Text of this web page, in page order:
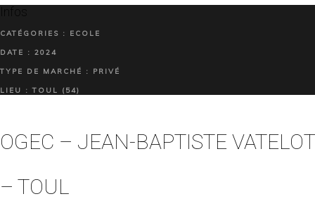
Infos
CATÉGORIES : ECOLE
DATE : 2024
TYPE DE MARCHÉ : PRIVÉ
LIEU : TOUL (54)
OGEC – JEAN-BAPTISTE VATELOT
– TOUL